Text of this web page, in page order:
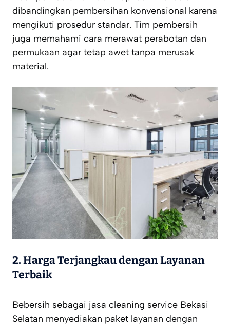
dibandingkan pembersihan konvensional karena
mengikuti prosedur standar. Tim pembersih
juga memahami cara merawat perabotan dan
permukaan agar tetap awet tanpa merusak
material.
2. Harga Terjangkau dengan Layanan
Terbaik
Bebersih sebagai jasa cleaning service Bekasi
Selatan menyediakan paket layanan dengan